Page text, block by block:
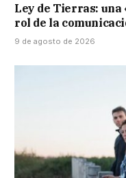
Ley de Tierras:
rol de la
9 de agosto de 2026